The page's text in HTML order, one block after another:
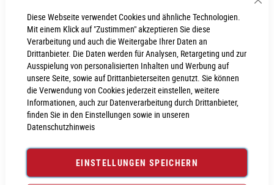
Diese Webseite verwendet Cookies und ähnliche Technologien.
Mit einem Klick auf "Zustimmen" akzeptieren Sie diese
Verarbeitung und auch die Weitergabe Ihrer Daten an
Drittanbieter. Die Daten werden für Analysen, Retargeting und zur
Ausspielung von personalisierten Inhalten und Werbung auf
unsere Seite, sowie auf Drittanbieterseiten genutzt. Sie können
die Verwendung von Cookies jederzeit einstellen, weitere
Informationen, auch zur Datenverarbeitung durch Drittanbieter,
finden Sie in den Einstellungen sowie in unseren
Datenschutzhinweis
EINSTELLUNGEN SPEICHERN
Neumarkt - Newsletter
Anmelden
CUBE STORE NEUMARKT
Nürnberger Str. 28
92318 Neumarkt i.d.OPf
E-Bike